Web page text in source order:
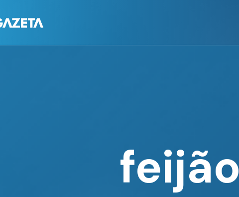
feijão